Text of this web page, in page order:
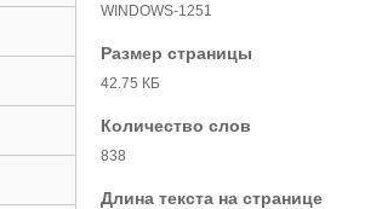
WINDOWS-1251
Размер страницы
42.75 КБ
Количество слов
838
Длина текста на странице